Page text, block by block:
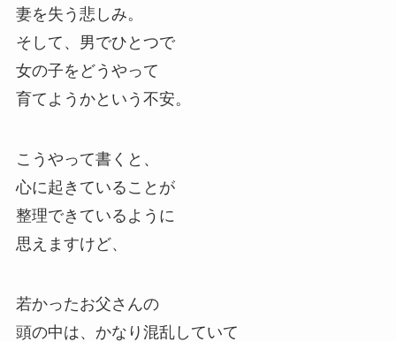
妻を失う悲しみ。
そして、男でひとつで
女の子をどうやって
育てようかという不安。
こうやって書くと、
心に起きていることが
整理できているように
思えますけど、
若かったお父さんの
頭の中は、かなり混乱していて